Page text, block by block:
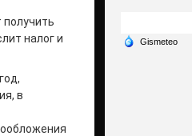
получить
налог и
в